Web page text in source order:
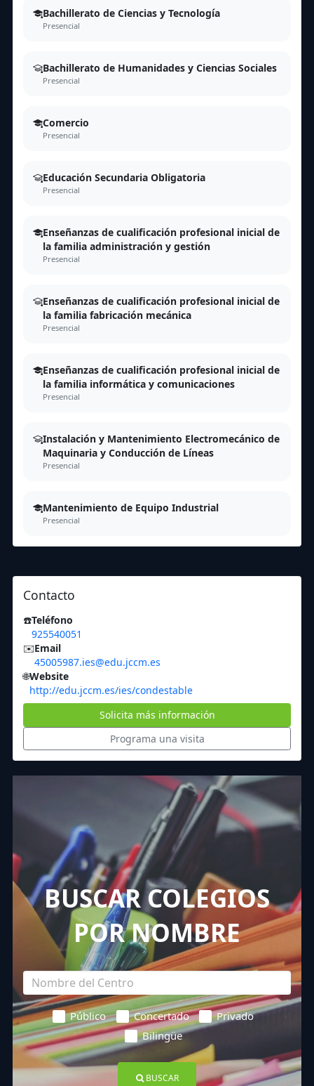
Bachillerato de Ciencias y Tecnología
Presencial
Bachillerato de Humanidades y Ciencias Sociales
Presencial
Comercio
Presencial
Educación Secundaria Obligatoria
Presencial
Enseñanzas de cualificación profesional inicial de
la familia administración y gestión
Presencial
Enseñanzas de cualificación profesional inicial de
la familia fabricación mecánica
Presencial
Enseñanzas de cualificación profesional inicial de
la familia informática y comunicaciones
Presencial
Instalación y Mantenimiento Electromecánico de
Maquinaria y Conducción de Líneas
Presencial
Mantenimiento de Equipo Industrial
Presencial
Contacto
☎️Teléfono
925540051
✉️Email
45005987.ies@edu.jccm.es
🌐Website
http://edu.jccm.es/ies/condestable
Solicita más información
Programa una visita
BUSCAR COLEGIOS
POR NOMBRE
Público Concertado
Privado
Bilingüe
BUSCAR